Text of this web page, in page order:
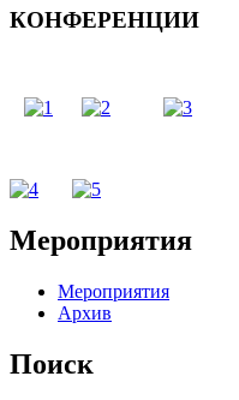
КОНФЕРЕНЦИИ
Мероприятия
Мероприятия
Архив
Поиск